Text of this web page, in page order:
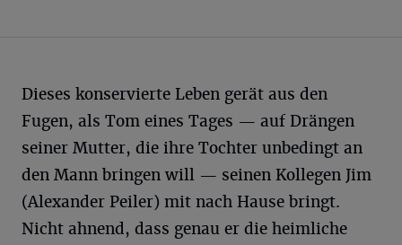
Dieses konservierte Leben gerät aus den
Fugen, als Tom eines Tages — auf Drängen
seiner Mutter, die ihre Tochter unbedingt an
den Mann bringen will — seinen Kollegen Jim
(Alexander Peiler) mit nach Hause bringt.
Nicht ahnend, dass genau er die heimliche